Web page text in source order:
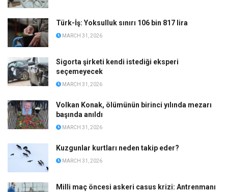
Türk-İş: Yoksulluk sınırı 106 bin 817 lira
MARCH 31, 2026
Sigorta şirketi kendi istediği eksperi
seçemeyecek
MARCH 31, 2026
Volkan Konak, ölümünün birinci yılında mezarı
başında anıldı
MARCH 31, 2026
Kuzgunlar kurtları neden takip eder?
MARCH 31, 2026
Milli maç öncesi askeri casus krizi: Antrenmanı